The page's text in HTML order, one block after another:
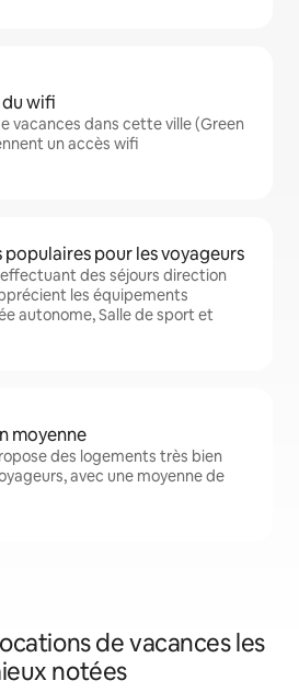
wifi
vacances dans cette ville (Green
un accès wifi
pour les voyageurs
des séjours direction
les équipements
autonome, Salle de sport et
moyenne
des logements très bien
avec une moyenne de
de vacances les
notées